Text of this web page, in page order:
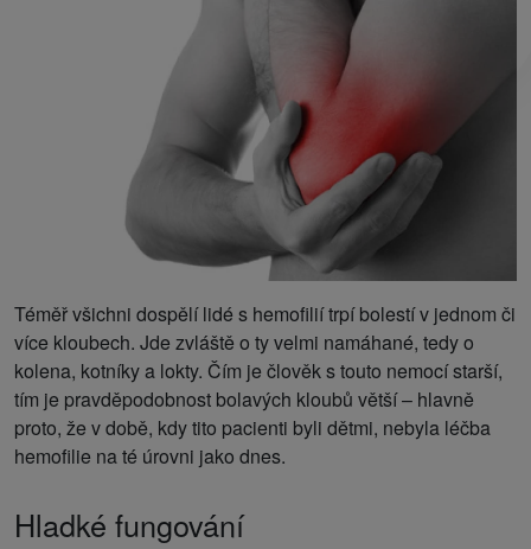
Téměř všichni dospělí lidé s hemofilií trpí bolestí v jednom či
více kloubech. Jde zvláště o ty velmi namáhané, tedy o
kolena, kotníky a lokty. Čím je člověk s touto nemocí starší,
tím je pravděpodobnost bolavých kloubů větší – hlavně
proto, že v době, kdy tito pacienti byli dětmi, nebyla léčba
hemofilie na té úrovni jako dnes.
Hladké fungování